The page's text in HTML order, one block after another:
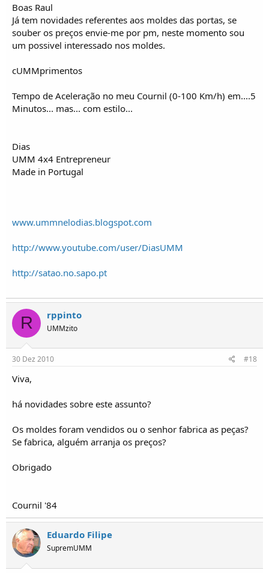
Boas Raul
Já tem novidades referentes aos moldes das portas, se
souber os preços envie-me por pm, neste momento sou
um possivel interessado nos moldes.
cUMMprimentos
Tempo de Aceleração no meu Cournil (0-100 Km/h) em....5
Minutos... mas... com estilo...
Dias
UMM 4x4 Entrepreneur
Made in Portugal
www.ummnelodias.blogspot.com
http://www.youtube.com/user/DiasUMM
http://satao.no.sapo.pt
R rppinto
UMMzito
30 Dez 2010 #18
Viva,
há novidades sobre este assunto?
Os moldes foram vendidos ou o senhor fabrica as peças?
Se fabrica, alguém arranja os preços?
Obrigado
Cournil '84
Eduardo Filipe
SupremUMM